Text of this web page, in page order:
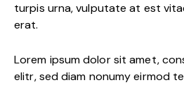
turpis urna, vulputate at est
erat.
Lorem ipsum dolor sit amet,
elitr, sed diam nonumy eirmod